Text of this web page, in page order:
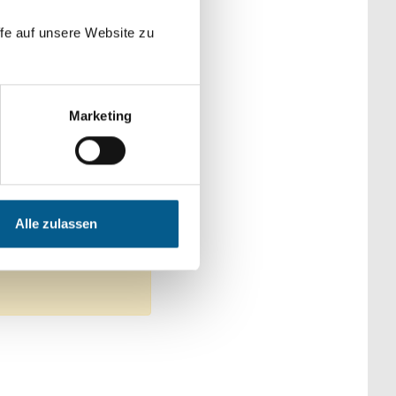
auf unsere Website zu
Marketing
Alle zulassen
Kategorien